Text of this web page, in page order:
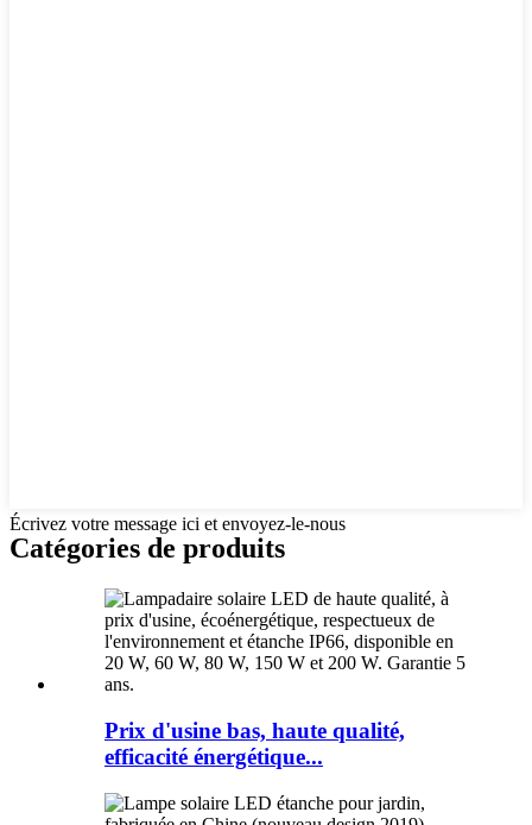
Écrivez votre message ici et envoyez-le-nous
Catégories de produits
Prix ​​d'usine bas, haute qualité,
efficacité énergétique...